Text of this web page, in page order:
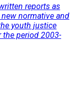
reports as
normative and
youth justice
period 2003-